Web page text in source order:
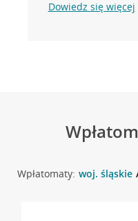
Dowiedz się więcej
Wpłatomaty: woj. śląskie